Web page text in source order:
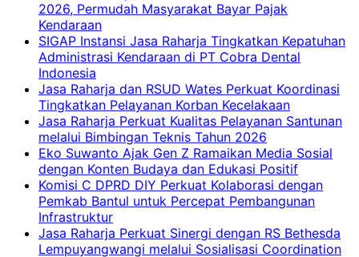
2026, Permudah Masyarakat Bayar Pajak
Kendaraan
SIGAP Instansi Jasa Raharja Tingkatkan Kepatuhan
Administrasi Kendaraan di PT Cobra Dental
Indonesia
Jasa Raharja dan RSUD Wates Perkuat Koordinasi
Tingkatkan Pelayanan Korban Kecelakaan
Jasa Raharja Perkuat Kualitas Pelayanan Santunan
melalui Bimbingan Teknis Tahun 2026
Eko Suwanto Ajak Gen Z Ramaikan Media Sosial
dengan Konten Budaya dan Edukasi Positif
Komisi C DPRD DIY Perkuat Kolaborasi dengan
Pemkab Bantul untuk Percepat Pembangunan
Infrastruktur
Jasa Raharja Perkuat Sinergi dengan RS Bethesda
Lempuyangwangi melalui Sosialisasi Coordination